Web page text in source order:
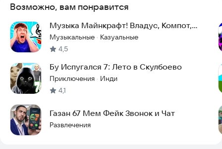
Возможно, вам понравится
Музыка Майнкрафт! Владус, Компот,
Фиксай, Юни
Музыкальные · Казуальные
4,5
Бу Испугался 7: Лето в Скулбоево
Приключения · Инди
4,1
Газан 67 Мем Фейк Звонок и Чат
Развлечения